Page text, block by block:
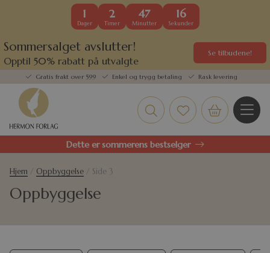
1
Dager
2
Timer
47
Minutter
16
Sekunder
Sommersalget avslutter!
Opptil 50% rabatt på utvalgte
kundefavoritter
Se tilbudene!
Gratis frakt over 599 Enkel og trygg betaling Rask levering
Dette er sommerens bestselger
Hjem / Oppbyggelse / Side 3
Oppbyggelse